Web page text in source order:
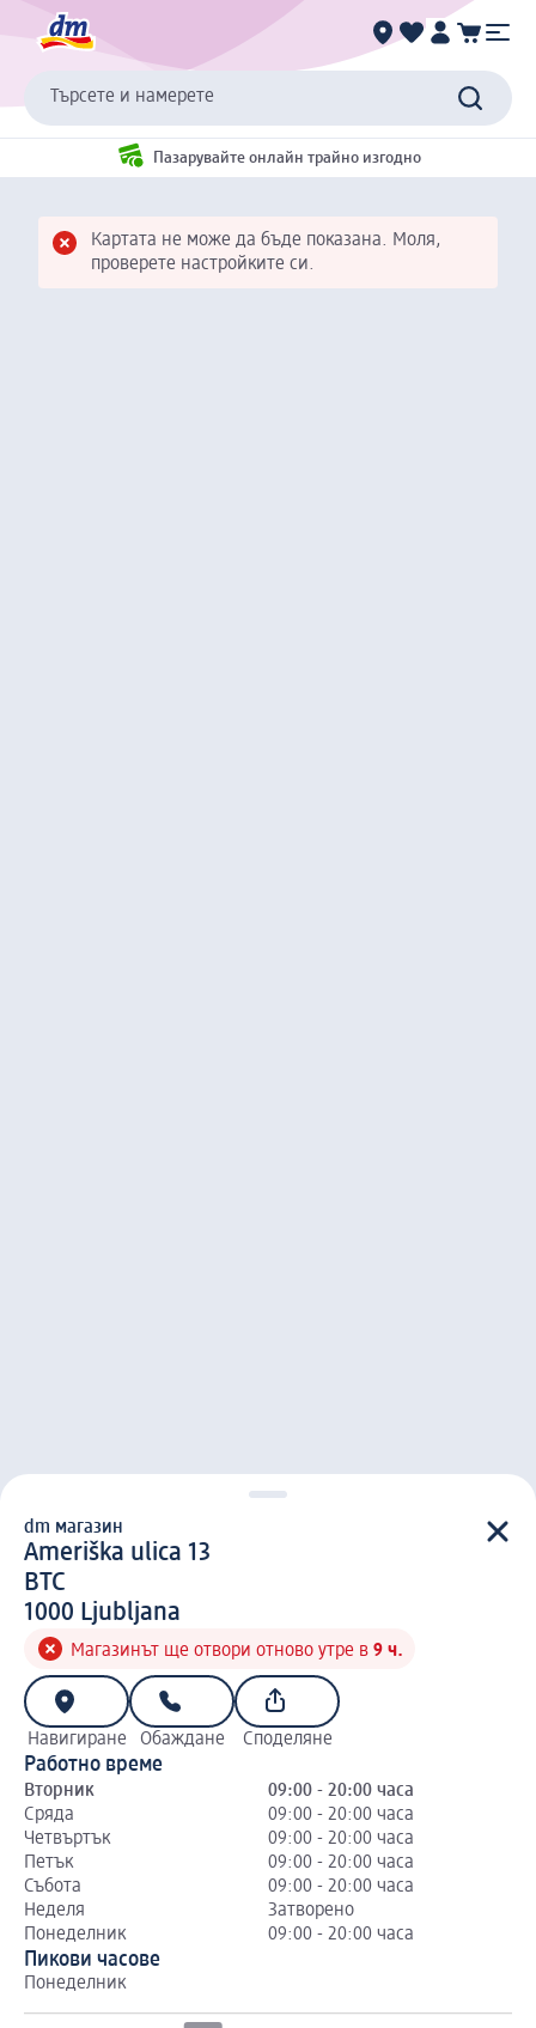
Търсете и намерете
Пазарувайте онлайн трайно изгодно
Картата не може да бъде показана. Моля,
проверете настройките си.
d m магазин
dm магазин
Ameriška ulica 13
BTC
1 0 0 0
1000 Ljubljana
Магазинът ще отвори отново утре в 9 ч.
Навигиране Обаждане Споделяне
Работно време
Вторник
09:00 - 20:00 часа
Сряда
09:00 - 20:00 часа
Четвъртък
09:00 - 20:00 часа
Петък
09:00 - 20:00 часа
Събота
09:00 - 20:00 часа
Неделя
Затворено
Понеделник
09:00 - 20:00 часа
Пикови часове
Понеделник